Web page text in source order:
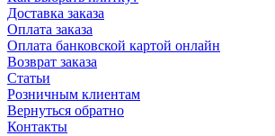
Доставка заказа
Оплата заказа
Оплата банковской картой онлайн
Возврат заказа
Статьи
Розничным клиентам
Вернуться обратно
Контакты